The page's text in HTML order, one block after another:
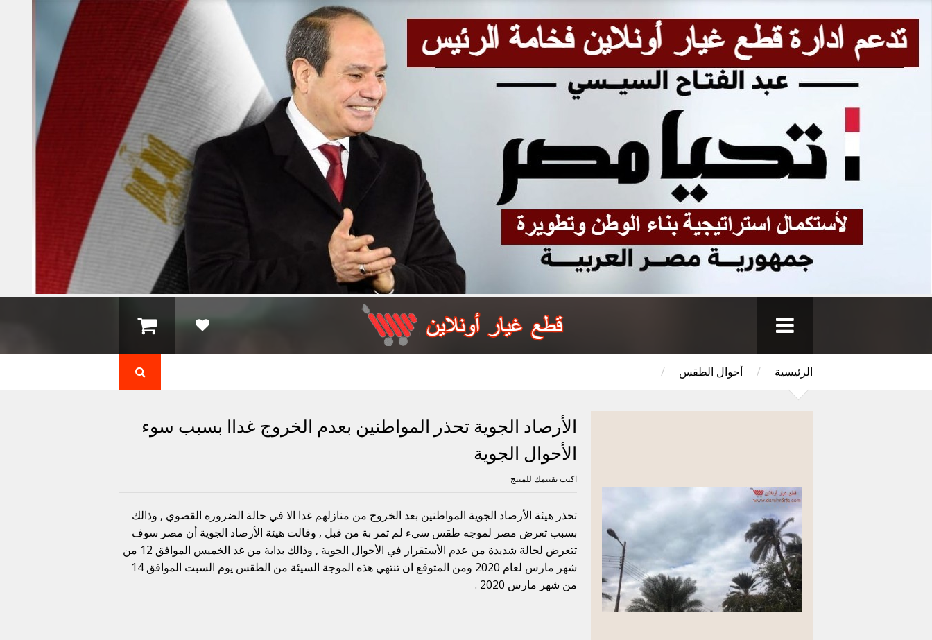
الرئيسية / أحوال الطقس /
الأرصاد الجوية تحذر المواطنين بعدم الخروج غداا بسبب سوء
الأحوال الجوية
اكتب تقييمك للمنتج
تحذر هيئة الأرصاد الجوية المواطنين بعد الخروج من منازلهم غدا الا في حالة الضروره القصوي , وذالك
بسبب تعرض مصر لموجه طقس سيء لم تمر بة من قبل , وقالت هيئة الأرصاد الجوية أن مصر سوف
تتعرض لحالة شديدة من عدم الأستقرار في الأحوال الجوية , وذالك بداية من غد الخميس الموافق 12 من
شهر مارس لعام 2020 ومن المتوقع ان تنتهي هذه الموجة السيئة من الطقس يوم السبت الموافق 14
من شهر مارس 2020 .